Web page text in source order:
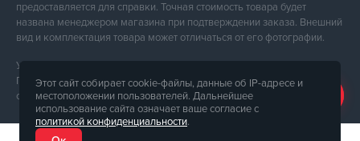
предоставляется для справки. Точная стоимость товара будет
названа менеджером магазина при подтверждении заказа. Внешний
вид и комплектация товара может отличаться от его фотографии.
Услуги предоставляет ФЛП Тюпа Петр Павлович, ИПН 2770105454.
Политика конфиденциальности доступна поссылке. Публичная
оферта доступна поссылке.
Этот сайт собирает cookie-файлы, данные об IP-адресе и
местоположении пользователей. Дальнейшее
использование сайта означает ваше согласие с
политикой конфиденциальности.